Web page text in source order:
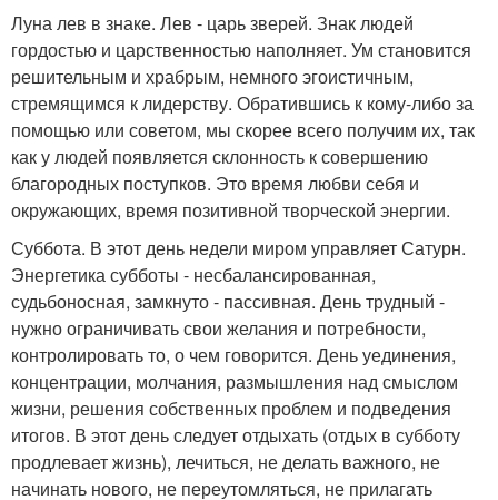
Луна лев в знаке. Лев - царь зверей. Знак людей
гордостью и царственностью наполняет. Ум становится
решительным и храбрым, немного эгоистичным,
стремящимся к лидерству. Обратившись к кому-либо за
помощью или советом, мы скорее всего получим их, так
как у людей появляется склонность к совершению
благородных поступков. Это время любви себя и
окружающих, время позитивной творческой энергии.
Суббота. В этот день недели миром управляет Сатурн.
Энергетика субботы - несбалансированная,
судьбоносная, замкнуто - пассивная. День трудный -
нужно ограничивать свои желания и потребности,
контролировать то, о чем говорится. День уединения,
концентрации, молчания, размышления над смыслом
жизни, решения собственных проблем и подведения
итогов. В этот день следует отдыхать (отдых в субботу
продлевает жизнь), лечиться, не делать важного, не
начинать нового, не переутомляться, не прилагать